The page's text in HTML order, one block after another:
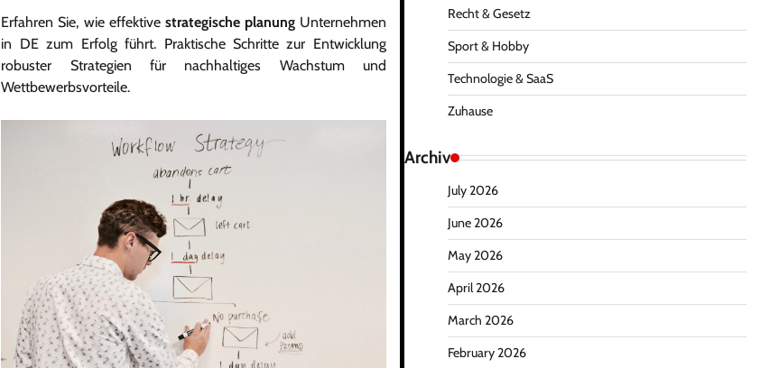
Erfahren Sie, wie effektive strategische planungUnternehmen
in DE zum Erfolg führt. Praktische Schritte zur Entwicklung
robuster Strategien für nachhaltiges Wachstum und
Wettbewerbsvorteile.
Recht & Gesetz
Sport & Hobby
Technologie & SaaS
Zuhause
Archiv
July 2026
June 2026
May 2026
April 2026
March 2026
February 2026